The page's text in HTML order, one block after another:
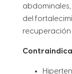
del
recuperación